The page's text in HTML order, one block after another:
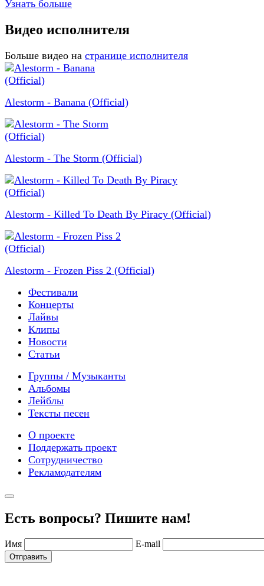
Узнать больше
Видео исполнителя
Больше видео на странице исполнителя
Alestorm - Banana (Official)
Alestorm - The Storm (Official)
Alestorm - Killed To Death By Piracy (Official)
Alestorm - Frozen Piss 2 (Official)
Фестивали
Концерты
Лайвы
Клипы
Новости
Статьи
Группы / Музыканты
Альбомы
Лейблы
Тексты песен
О проекте
Поддержать проект
Сотрудничество
Рекламодателям
Есть вопросы? Пишите нам!
Имя E-mail